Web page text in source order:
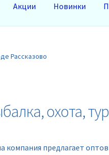
Акции Новинки
Рассказово
охота,
компания предлагает